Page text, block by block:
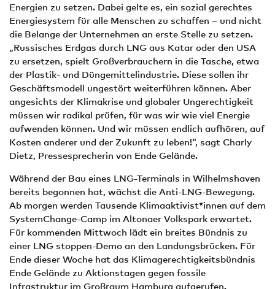
Energien zu setzen. Dabei gelte es, ein sozial gerechtes
Energiesystem für alle Menschen zu schaffen – und nicht
die Belange der Unternehmen an erste Stelle zu setzen.
„Russisches Erdgas durch LNG aus Katar oder den USA
zu ersetzen, spielt Großverbrauchern in die Tasche, etwa
der Plastik- und Düngemittelindustrie. Diese sollen ihr
Geschäftsmodell ungestört weiterführen können. Aber
angesichts der Klimakrise und globaler Ungerechtigkeit
müssen wir radikal prüfen, für was wir wie viel Energie
aufwenden können. Und wir müssen endlich aufhören, auf
Kosten anderer und der Zukunft zu leben!“, sagt Charly
Dietz, Pressesprecherin von Ende Gelände.
Während der Bau eines LNG-Terminals in Wilhelmshaven
bereits begonnen hat, wächst die Anti-LNG-Bewegung.
Ab morgen werden Tausende Klimaaktivist*innen auf dem
SystemChange-Camp im Altonaer Volkspark erwartet.
Für kommenden Mittwoch lädt ein breites Bündnis zu
einer LNG stoppen-Demo an den Landungsbrücken. Für
Ende dieser Woche hat das Klimagerechtigkeitsbündnis
Ende Gelände zu Aktionstagen gegen fossile
Infrastruktur im Großraum Hamburg aufgerufen.